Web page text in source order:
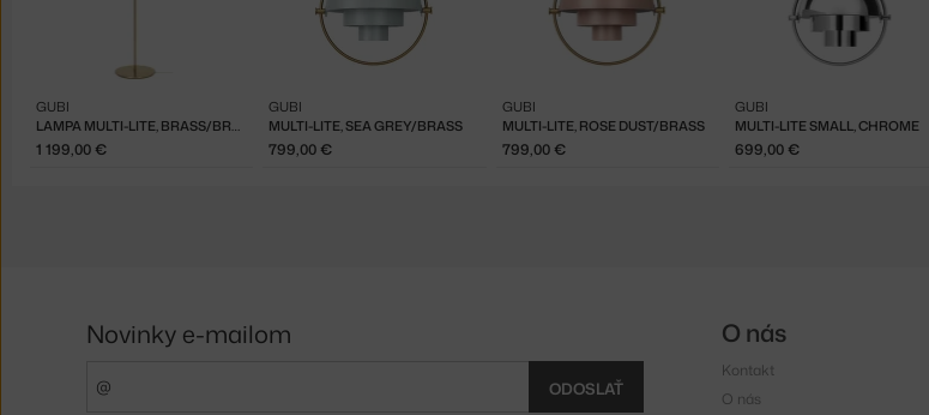
LAMPA MULTI-LITE, BRASS/BRASS
GUBI
1 199,00 €
MULTI-LITE, SEA GREY/BRASS
GUBI
799,00 €
MULTI-LITE, ROSE DUST/BRASS
GUBI
799,00 €
MULTI-LITE SMALL, CHROME
GUBI
699,00 €
Novinky e-mailom
ODOSLAŤ
O nás
Kontakt
O nás